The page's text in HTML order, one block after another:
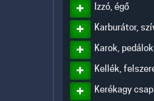
Izzó, égő
Karburátor,
Karok,
Kellék,
Kerékagy